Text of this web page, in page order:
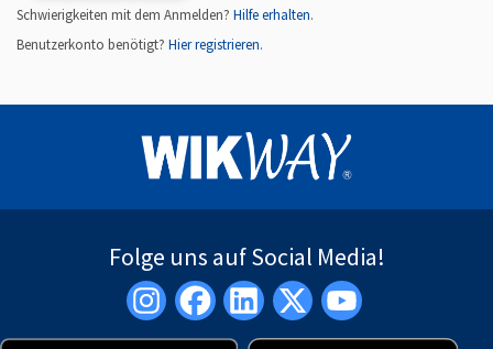
Schwierigkeiten mit dem Anmelden? Hilfe erhalten.
Benutzerkonto benötigt? Hier registrieren.
Folge uns auf Social Media!